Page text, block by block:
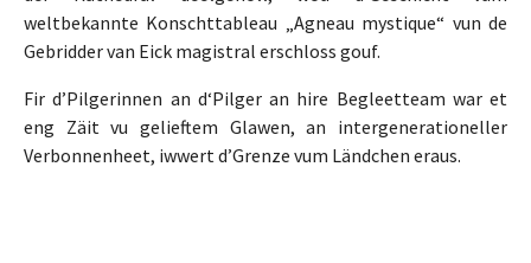
weltbekannte Konschttableau „Agneau mystique“ vun de
Gebridder van Eick magistral erschloss gouf.
Fir d’Pilgerinnen an d‘Pilger an hire Begleetteam war et
eng Zäit vu gelieftem Glawen, an intergenerationeller
Verbonnenheet, iwwert d’Grenze vum Ländchen eraus.